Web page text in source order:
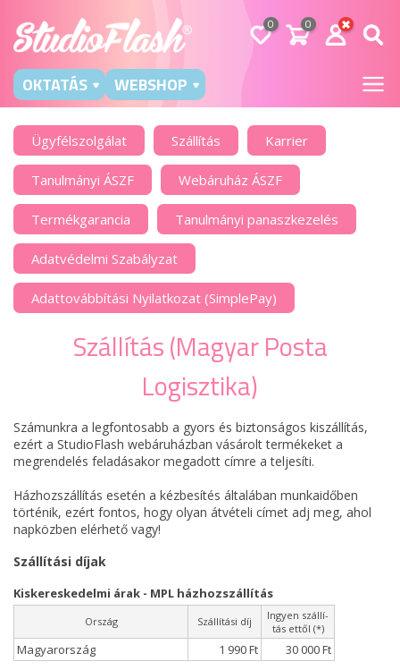
0 0
OKTATÁS WEBSHOP
Ügyfélszolgálat Szállítás Karrier
Tanulmányi ÁSZF Webáruház ÁSZF
Termékgarancia Tanulmányi panaszkezelés
Adatvédelmi Szabályzat
Adattovábbítási Nyilatkozat (SimplePay)
Szállítás (Magyar Posta
Logisztika)
Számunkra a legfontosabb a gyors és biztonságos kiszállítás,
ezért a StudioFlash webáruházban vásárolt termékeket a
megrendelés feladásakor megadott címre a teljesíti.
Házhozszállítás esetén a kézbesítés általában munkaidőben
történik, ezért fontos, hogy olyan átvételi címet adj meg, ahol
napközben elérhető vagy!
Szállítási díjak
Kiskereskedelmi árak - MPL házhozszállítás
Ország Szállítási díj
Ingyen szállí­
tás ettől (*)
Magyarország 1 990 Ft 30 000 Ft